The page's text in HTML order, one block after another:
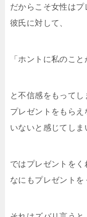
だからこそ女性は
彼氏に対して、
「ホントに私のこと
と不信感をもってし
プレゼントをもら
いないと感じてしま
ではプレゼントをく
なにもプレゼントを